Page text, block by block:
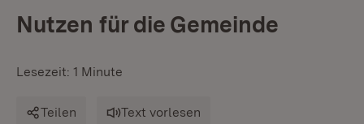
Nutzen für die Gemeinde
Lesezeit: 1 Minute
Teilen Text vorlesen